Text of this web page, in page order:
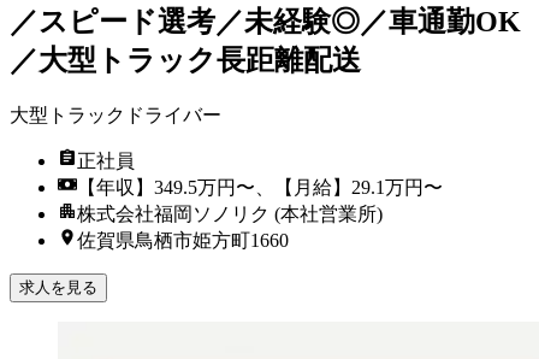
／スピード選考／未経験◎／車通勤OK
／大型トラック長距離配送
大型トラックドライバー
正社員
【年収】349.5万円〜、【月給】29.1万円〜
株式会社福岡ソノリク (本社営業所)
佐賀県鳥栖市姫方町1660
求人を見る